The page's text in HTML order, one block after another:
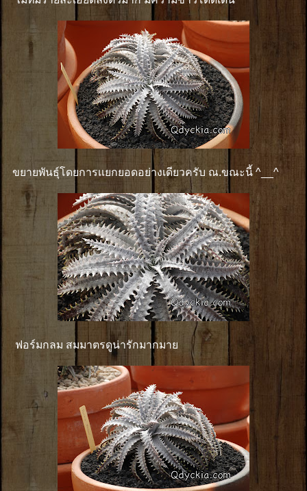
ขยายพันธุ์โดยการเเยกยอดอย่างเดียวครับ ณ.ขณะนี้ ^__^
ฟอร์มกลม สมมาตรดูน่ารักมากมาย